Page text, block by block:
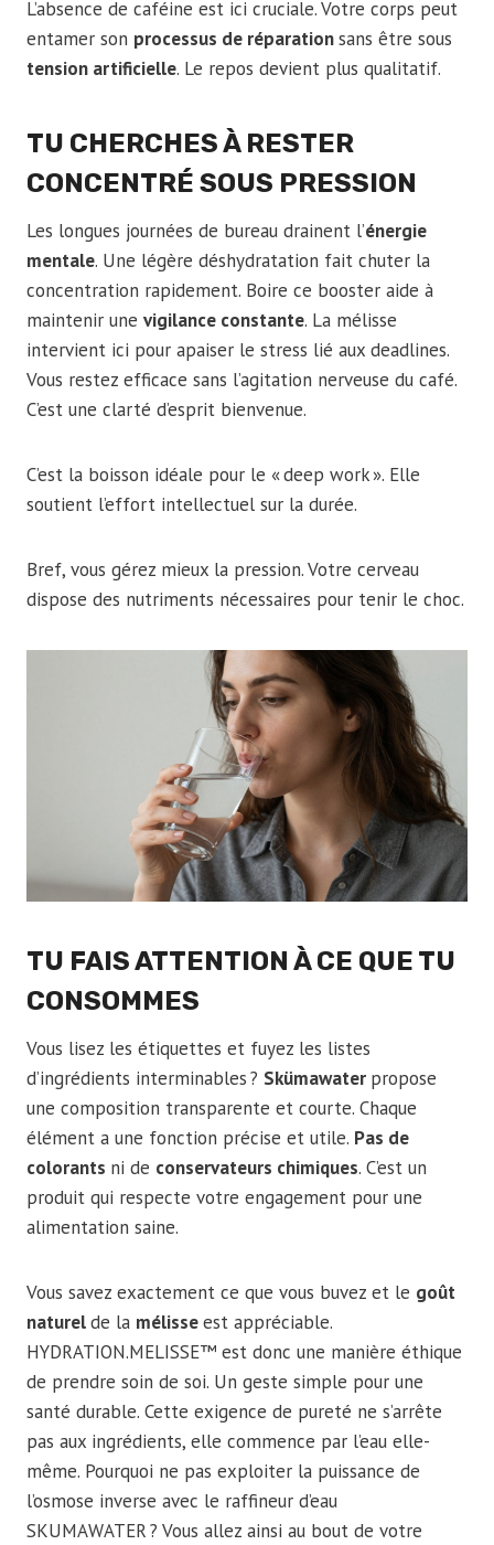
L’absence de caféine est ici cruciale. Votre corps peut
entamer son processus de réparationsans être sous
tension artificielle. Le repos devient plus qualitatif.
TU CHERCHES À RESTER
CONCENTRÉ SOUS PRESSION
Les longues journées de bureau drainent l’énergie
mentale. Une légère déshydratation fait chuter la
concentration rapidement. Boire ce booster aide à
maintenir une vigilance constante. La mélisse
intervient ici pour apaiser le stress lié aux deadlines.
Vous restez efficace sans l’agitation nerveuse du café.
C’est une clarté d’esprit bienvenue.
C’est la boisson idéale pour le « deep work ». Elle
soutient l’effort intellectuel sur la durée.
Bref, vous gérez mieux la pression. Votre cerveau
dispose des nutriments nécessaires pour tenir le choc.
TU FAIS ATTENTION À CE QUE TU
CONSOMMES
Vous lisez les étiquettes et fuyez les listes
d’ingrédients interminables ? Skümawater propose
une composition transparente et courte. Chaque
élément a une fonction précise et utile. Pas de
colorants ni de conservateurs chimiques. C’est un
produit qui respecte votre engagement pour une
alimentation saine.
Vous savez exactement ce que vous buvez et le goût
naturelde la mélisseest appréciable.
HYDRATION.MELISSE™ est donc une manière éthique
de prendre soin de soi. Un geste simple pour une
santé durable. Cette exigence de pureté ne s’arrête
pas aux ingrédients, elle commence par l’eau elle-
même. Pourquoi ne pas exploiter la puissance de
l’osmose inverse avec le raffineur d’eau
SKUMAWATER ? Vous allez ainsi au bout de votre